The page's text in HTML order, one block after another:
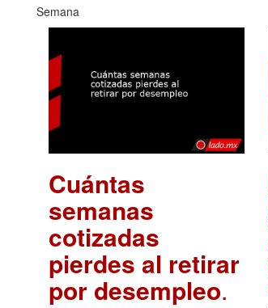
Semana
Cuántas
semanas
cotizadas
pierdes al retirar
por desempleo.